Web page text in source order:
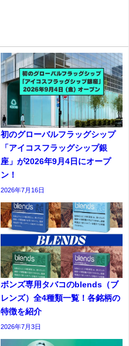
初のグローバルフラッグシップ
「アイコスフラッグシップ銀
座」が2026年9月4日にオープ
ン！
2026年7月16日
ボンズ専用タバコのblends（ブ
レンズ）全4種類一覧！各銘柄の
特徴を紹介
2026年7月3日